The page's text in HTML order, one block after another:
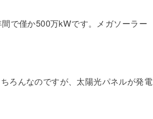
で僅か500万kWです。メガソーラー
ろんなのですが、太陽光パネルが発電